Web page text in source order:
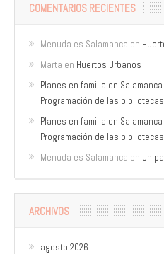
COMENTARIOS RECIENTES
Menuda es Salamanca en
Marta en Huertos Urbanos
Planes en familia en
Programación de las
Planes en familia en
Programación de las
Menuda es Salamanca en Un
ARCHIVOS
agosto 2026